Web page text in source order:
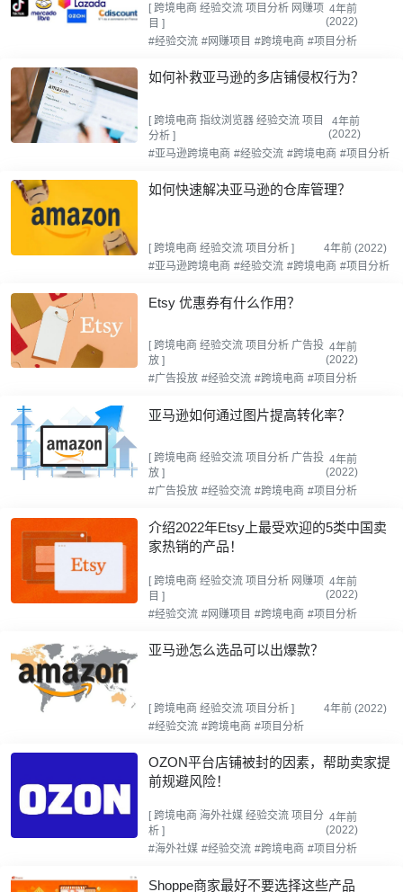
[ 跨境电商 经验交流 项目分析 网赚项
目 ]
4年前
(2022)
#经验交流 #网赚项目 #跨境电商 #项目分析
如何补救亚马逊的多店铺侵权行为？
[跨境电商 指纹浏览器 经验交流 项目
分析 ]
4年前
(2022)
#亚马逊跨境电商 #经验交流 #跨境电商 #项目分析
如何快速解决亚马逊的仓库管理？
[跨境电商 经验交流 项目分析 ]
4年前 (2022)
#亚马逊跨境电商 #经验交流 #跨境电商 #项目分析
Etsy 优惠券有什么作用？
[跨境电商 经验交流 项目分析 广告投
放 ]
4年前
(2022)
#广告投放 #经验交流 #跨境电商 #项目分析
亚马逊如何通过图片提高转化率？
[跨境电商 经验交流 项目分析 广告投
放 ]
4年前
(2022)
#广告投放 #经验交流 #跨境电商 #项目分析
介绍2022年Etsy上最受欢迎的5类中国卖
家热销的产品！
[ 跨境电商 经验交流 项目分析 网赚项
目 ]
4年前
(2022)
#经验交流 #网赚项目 #跨境电商 #项目分析
亚马逊怎么选品可以出爆款？
[ 跨境电商 经验交流 项目分析 ]
4年前 (2022)
#经验交流 #跨境电商 #项目分析
OZON平台店铺被封的因素，帮助卖家提
前规避风险！
[跨境电商 海外社媒 经验交流 项目分
析 ]
4年前
(2022)
#海外社媒 #经验交流 #跨境电商 #项目分析
Shoppe商家最好不要选择这些产品